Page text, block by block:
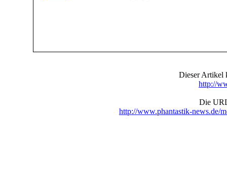
Dieser Artikel
http://
Die
http://www.phantastik-news.de/